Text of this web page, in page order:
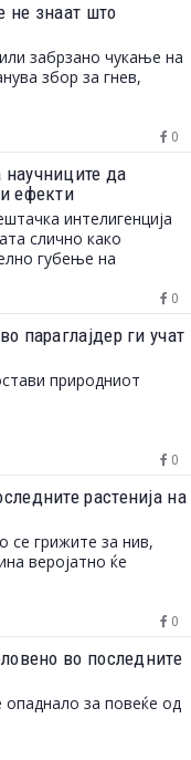
не знаат што
забрзано чукање на
збор за гнев,
0
научниците да
ефекти
интелигенција
слично како
губење на
0
параглајдер ги учат
природниот
0
растенија на
се грижите за нив,
веројатно ќе
0
во последните
за повеќе од